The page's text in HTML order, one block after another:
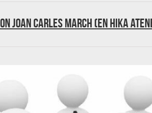
Joan Carles March (en Hika